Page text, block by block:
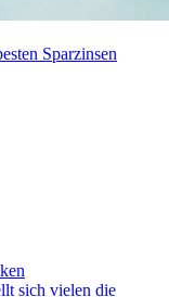
Sparzinsen
sich vielen die